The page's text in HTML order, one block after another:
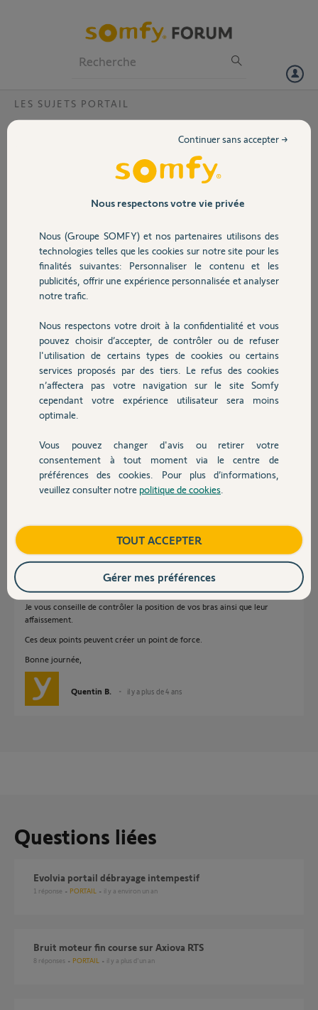
Volet
Sécurité
Domotique
Chauffage
Autres produits
Devis avec un pro
Contact
LES SUJETS PORTAIL
Je m’apprête à installer un visiophone V100.
J'ai besoin d'ouvrir et fermer manuellement le portail durant plusieurs
Auparavant cette manœuvre s'effectuait facilement.
l’ouverture et le bouton de débrayage ne semble pas fonctionner.
Par contre, l'autre ventail se manœuvre sans effort.
Cela me préoccupe pour l'avenir.
Merci,
Marcel B.
il y a plus de 4 ans
Participer au fil de discussion
Réponses
Encore moi ! j'ai oublié l'essentiel, le type de moteur, il s'agit des AXOVIA
300 de 06/2008.
vous prie de m'excuser
Je vous conseille de contrôler la position de vos bras ainsi que leur
affaissement.
Ces deux points peuvent créer un point de force.
Bonne journée,
Quentin B. il y a plus de 4 ans
Questions liées
Evolvia portail débrayage intempestif
1 réponse PORTAIL il y a environ un an
Bruit moteur fin course sur Axiova RTS
8 réponses PORTAIL il y a plus d'un an
Nous respectons votre vie privée
Nous (Groupe SOMFY) et nos partenaires utilisons des
technologies telles que les cookies sur notre site pour les
finalités suivantes: Personnaliser le contenu et les
publicités, offrir une expérience personnalisée et analyser
notre trafic.
Nous respectons votre droit à la confidentialité et vous
pouvez choisir d’accepter, de contrôler ou de refuser
l'utilisation de certains types de cookies ou certains
services proposés par des tiers. Le refus des cookies
n’affectera pas votre navigation sur le site Somfy
cependant votre expérience utilisateur sera moins
optimale.
Vous pouvez changer d'avis ou retirer votre
consentement à tout moment via le centre de
préférences des cookies. Pour plus d’informations,
veuillez consulter notre politique de cookies
Continuer sans accepter →
TOUT ACCEPTER
Gérer mes préférences